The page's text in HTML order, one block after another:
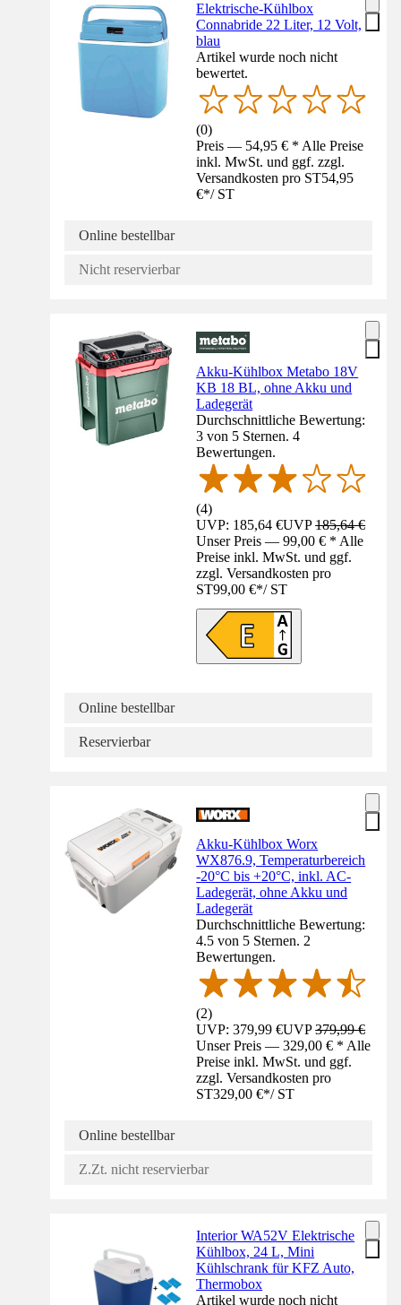
Elektrische-Kühlbox
Connabride 22 Liter, 12 Volt,
blau
Artikel wurde noch nicht
bewertet.
(0)
Preis — 54,95 € * Alle Preise
inkl. MwSt. und ggf. zzgl.
Versandkosten pro ST54,95
€*/ ST
Online bestellbar
Nicht reservierbar
Akku-Kühlbox Metabo 18V
KB 18 BL, ohne Akku und
Ladegerät
Durchschnittliche Bewertung:
3 von 5 Sternen. 4
Bewertungen.
(4)
UVP: 185,64 €UVP185,64 €
Unser Preis — 99,00 € * Alle
Preise inkl. MwSt. und ggf.
zzgl. Versandkosten pro
ST99,00 €*/ ST
Online bestellbar
Reservierbar
Akku-Kühlbox Worx
WX876.9, Temperaturbereich
-20°C bis +20°C, inkl. AC-
Ladegerät, ohne Akku und
Ladegerät
Durchschnittliche Bewertung:
4.5 von 5 Sternen. 2
Bewertungen.
(2)
UVP: 379,99 €UVP379,99 €
Unser Preis — 329,00 € * Alle
Preise inkl. MwSt. und ggf.
zzgl. Versandkosten pro
ST329,00 €*/ ST
Online bestellbar
Z.Zt. nicht reservierbar
Interior WA52V Elektrische
Kühlbox, 24 L, Mini
Kühlschrank für KFZ Auto,
Thermobox
Artikel wurde noch nicht